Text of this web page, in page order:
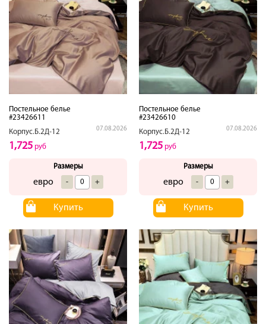
Постельное белье
#23426611
Корпус.Б.2Д-12
07.08.2026
1,725 руб
Размеры
евро - +
Купить
Постельное белье
#23426610
Корпус.Б.2Д-12
07.08.2026
1,725 руб
Размеры
евро - +
Купить